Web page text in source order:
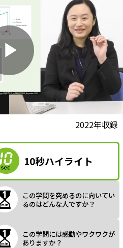
P
a
y
2022年収録
10秒ハイライト
この学問を究めるのに向いてい
るのはどんな人ですか？
この学問には感動やワクワクが
ありますか？